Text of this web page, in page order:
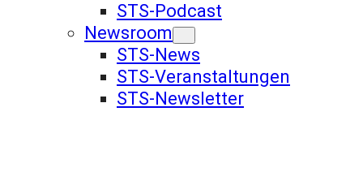
STS-Podcast
Newsroom
STS-News
STS-Veranstaltungen
STS-Newsletter